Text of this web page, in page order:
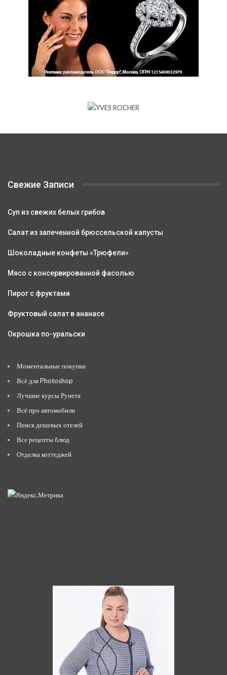
Свежие Записи
Суп из свежих белых грибов
Салат из запеченной брюссельской капусты
Шоколадные конфеты «Трюфели»
Мясо с консервированной фасолью
Пирог с фруктами
Фруктовый салат в ананасе
Окрошка по-уральски
Моментальные покупки
Всё для Photoshop
Лучшие курсы Рунета
Всё про автомобили
Поиск дешевых отелей
Все рецепты блюд
Отделка коттеджей